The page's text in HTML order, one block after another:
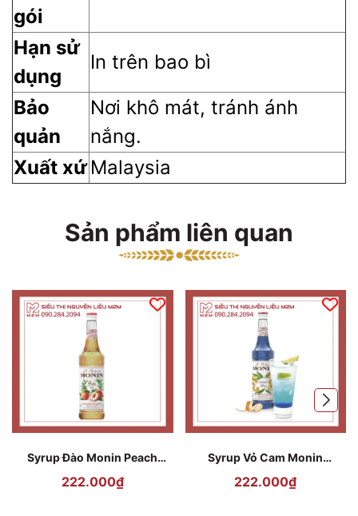
gói
Hạn sử
dụng
In trên bao bì
Bảo
quản
Nơi khô mát, tránh ánh
nắng.
Xuất xứ Malaysia
Sản phẩm liên quan
Syrup Đào Monin Peach
222.000₫
Syrup Vỏ Cam Monin
222.000₫